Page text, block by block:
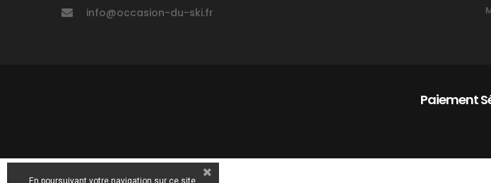
info@occasion-du-ski.fr
Paiement
En poursuivant votre navigation sur ce site,